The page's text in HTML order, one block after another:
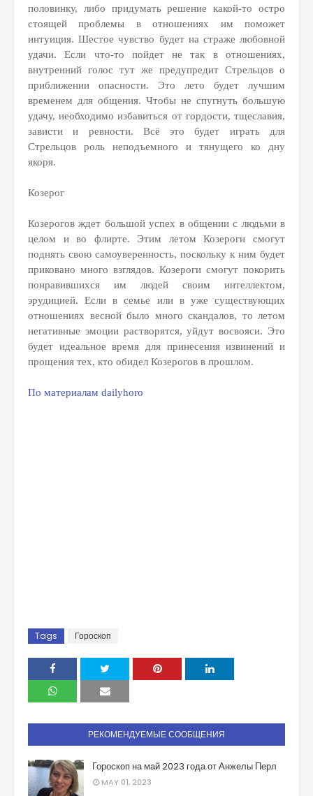
половинку, либо придумать решение какой-то остро
стоящей проблемы в отношениях им поможет
интуиция. Шестое чувство будет на страже любовной
удачи. Если что-то пойдет не так в отношениях,
внутренний голос тут же предупредит Стрельцов о
приближении опасности. Это лето будет лучшим
временем для общения. Чтобы не спугнуть большую
удачу, необходимо избавиться от гордости, тщеславия,
зависти и ревности. Всё это будет играть для
Стрельцов роль неподъемного и тянущего ко дну
якоря.
Козерог
Козерогов ждет большой успех в общении с людьми в
целом и во флирте. Этим летом Козероги смогут
поднять свою самоуверенность, поскольку к ним будет
приковано много взглядов. Козероги смогут покорить
понравившихся им людей своим интеллектом,
эрудицией. Если в семье или в уже существующих
отношениях весной было много скандалов, то летом
негативные эмоции растворятся, уйдут восвояси. Это
будет идеальное время для принесения извинений и
прощения тех, кто обидел Козерогов в прошлом.
По материалам dailyhoro
Tags Гороскоп
РЕКОМЕНДУЕМЫЕ СООБЩЕНИЯ
Гороскоп на май 2023 года от Анжелы Перл
MAY 01, 2023